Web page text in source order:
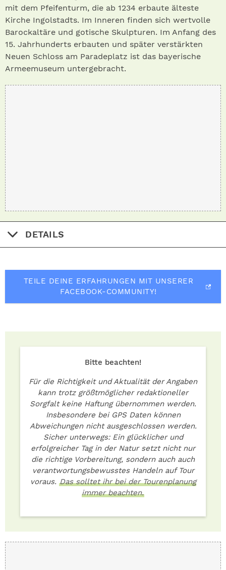
mit dem Pfeifenturm, die ab 1234 erbaute älteste
Kirche Ingolstadts. Im Inneren finden sich wertvolle
Barockaltäre und gotische Skulpturen. Im Anfang des
15. Jahrhunderts erbauten und später verstärkten
Neuen Schloss am Paradeplatz ist das bayerische
Armeemuseum untergebracht.
DETAILS
TEILE DEINE ERFAHRUNGEN MIT UNSERER
FACEBOOK-COMMUNITY!
Bitte beachten!
Für die Richtigkeit und Aktualität der Angaben
kann trotz größtmöglicher redaktioneller
Sorgfalt keine Haftung übernommen werden.
Insbesondere bei GPS Daten können
Abweichungen nicht ausgeschlossen werden.
Sicher unterwegs: Ein glücklicher und
erfolgreicher Tag in der Natur setzt nicht nur
die richtige Vorbereitung, sondern auch auch
verantwortungsbewusstes Handeln auf Tour
voraus. Das solltet ihr bei der Tourenplanung
immer beachten.